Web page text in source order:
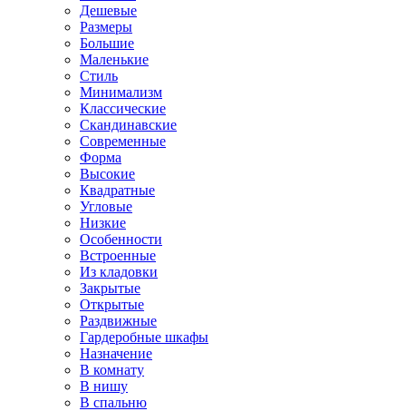
Дешевые
Размеры
Большие
Маленькие
Стиль
Минимализм
Классические
Скандинавские
Современные
Форма
Высокие
Квадратные
Угловые
Низкие
Особенности
Встроенные
Из кладовки
Закрытые
Открытые
Раздвижные
Гардеробные шкафы
Назначение
В комнату
В нишу
В спальню